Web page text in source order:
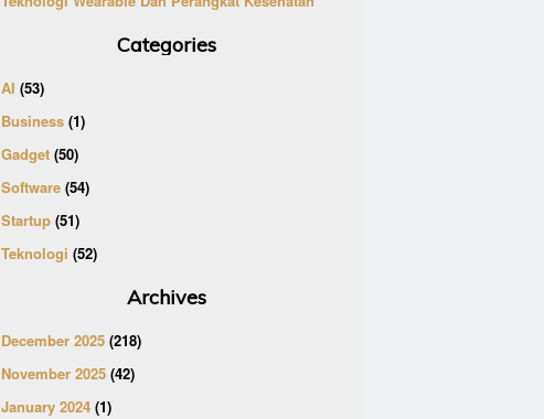
Categories
AI (53)
Business (1)
Gadget (50)
Software (54)
Startup (51)
Teknologi (52)
Archives
December 2025 (218)
November 2025 (42)
January 2024 (1)